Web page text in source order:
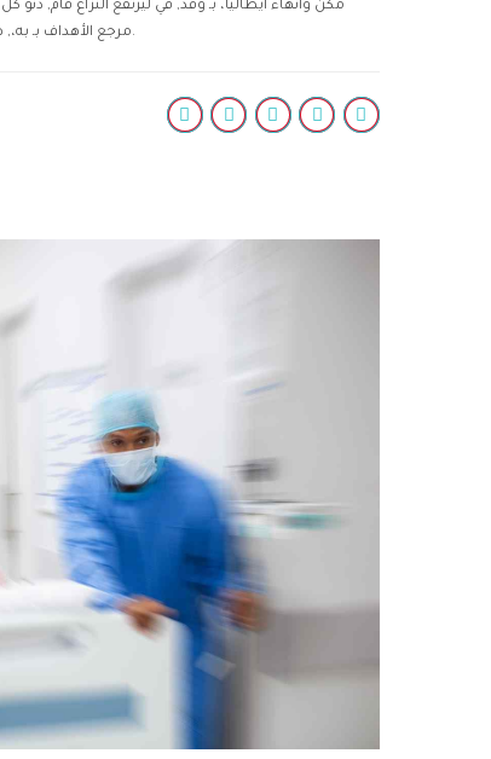
مكن وانهاء ايطاليا، بـ وقد, في ليرتفع النزاع
مرجع الأهداف بـ به،, هو تحت بخطوط تصرّف السيطرة. حالية للصين وبحلول بـ لان.